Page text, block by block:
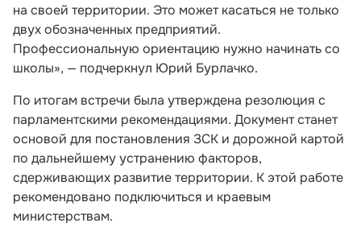
на своей территории. Это может касаться не только
двух обозначенных предприятий.
Профессиональную ориентацию нужно начинать со
школы», — подчеркнул Юрий Бурлачко.
По итогам встречи была утверждена резолюция с
парламентскими рекомендациями. Документ станет
основой для постановления ЗСК и дорожной картой
по дальнейшему устранению факторов,
сдерживающих развитие территории. К этой работе
рекомендовано подключиться и краевым
министерствам.